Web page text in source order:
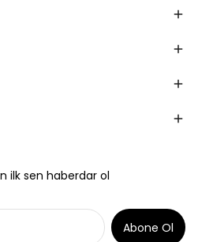
ilk sen haberdar ol
Abone Ol